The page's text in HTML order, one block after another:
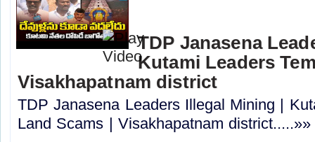
TDP Janasena
Kutami Leaders
Visakhapatnam district
TDP Janasena Leaders Illegal Mining |
Land Scams | Visakhapatnam district.....»»